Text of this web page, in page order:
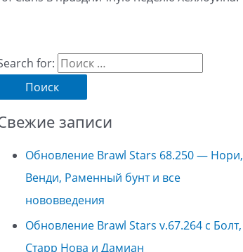
for:
записи
Обновление Brawl Stars 68.250 — Нори,
Венди, Раменный бунт и все
нововведения
Обновление Brawl Stars v.67.264 с Болт,
Старр Нова и Дамиан